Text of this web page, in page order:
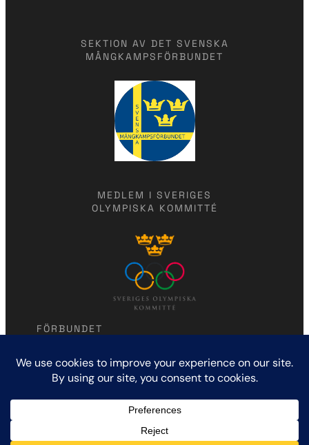
SEKTION AV DET SVENSKA
MÅNGKAMPSFÖRBUNDET
MEDLEM I SVERIGES
OLYMPISKA KOMMITTÉ
FÖRBUNDET
Modern femkamp
Humlegårdsgatan 7
marlena.jawaid@gmail.com